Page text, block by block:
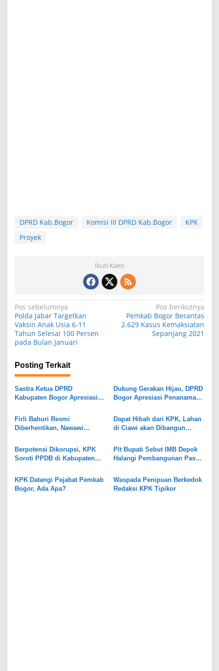
DPRD Kab.Bogor Komisi III DPRD Kab.Bogor
KPK
Proyek
Ikuti Kami
N
a
v
i
g
a
s
p
o
s
Pos sebelumnya
Polda Jabar Targetkan
Vaksin Anak Usia 6-11
Tahun Selesai 100 Persen
pada Bulan Januari
Pos berikutnya
Pemkab Bogor Berantas
2.629 Kasus Kemaksiatan
Sepanjang 2021
Posting Terkait
Sastra Ketua DPRD
Kabupaten Bogor Apresiasi
Susmanto, Medsos Jadi
Kunci Serap Aspirasi
Dukung Gerakan Hijau, DPRD
Bogor Apresiasi Penanaman
Firli Bahuri Resmi
Diberhentikan, Nawawi
Presiden Jadi ketua KPK
Dapat Hibah dari KPK, Lahan
di Ciawi akan Dibangun
Berpotensi Dikorupsi, KPK
Soroti PPDB di Kabupaten
Plt Bupati Sebut IMB Depok
Halangi Pembangunan Pasar
KPK Datangi Pejabat Pemkab
Waspada Penipuan Berkedok
Redaksi KPK Tipikor